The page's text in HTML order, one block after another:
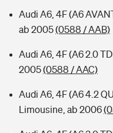
Audi A6, 4F (A6
ab 2005(0588 / AAB)
Audi A6, 4F (A6 2.0
2005(0588 / AAC)
Audi A6, 4F (A6 4.2
Limousine, ab 2006